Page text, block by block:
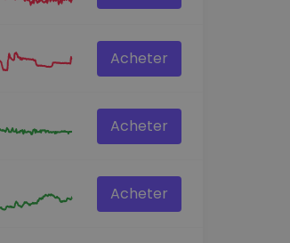
Acheter
Acheter
Acheter